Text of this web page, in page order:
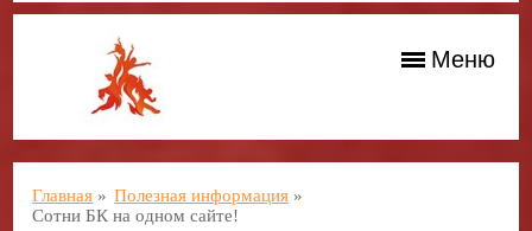
Меню
Главная » Полезная информация »
Сотни БК на одном сайте!